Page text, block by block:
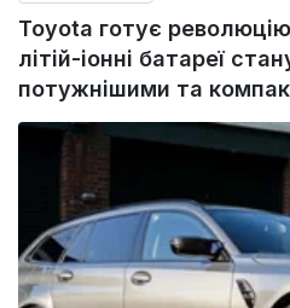
Toyota готує революцію
літій-іонні батареї
потужнішими та